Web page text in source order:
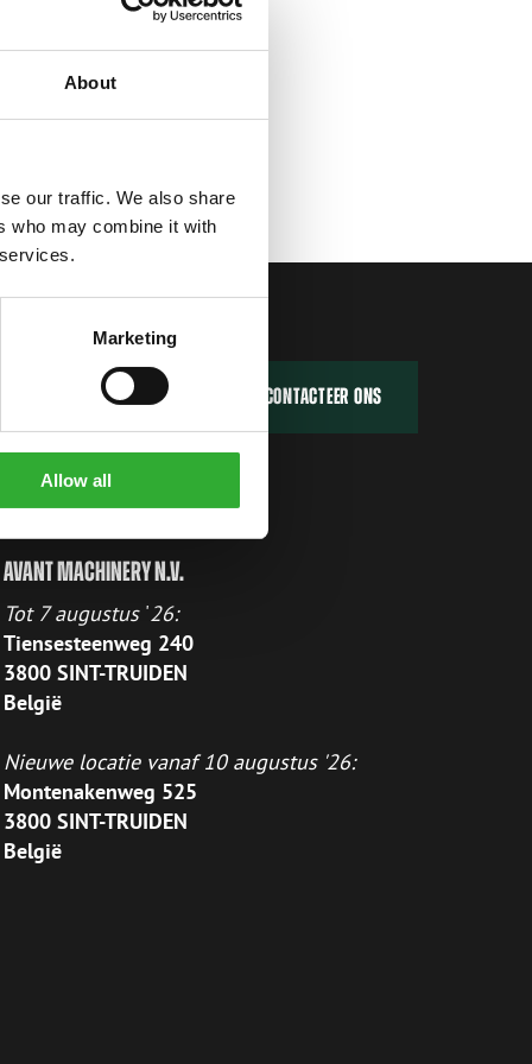
About
our traffic. We also share
who may combine it with
Marketing
Allow all
VIND EEN DEALER CONTACTEER ONS
AVANT MACHINERY N.V.
Tot 7 augustus '26:
Tiensesteenweg 240
3800 SINT-TRUIDEN
België
Nieuwe locatie vanaf 10 augustus '26:
Montenakenweg 525
3800 SINT-TRUIDEN
België